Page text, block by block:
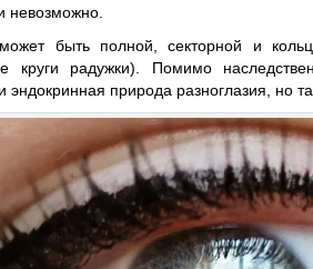
невозможно.
быть полной, секторной и
круги радужки). Помимо
природа разноглазия, но